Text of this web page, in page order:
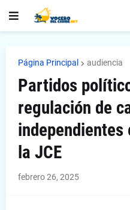
Página Principal audiencia
Partidos
regulación de
independientes
la JCE
febrero 26, 2025